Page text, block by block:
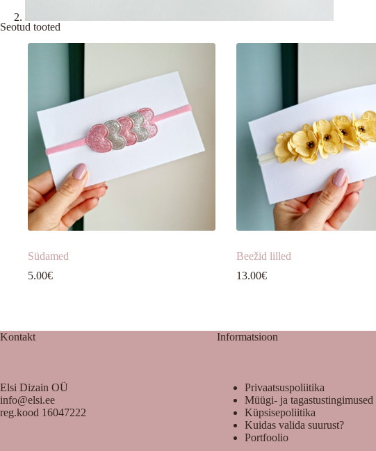
Seotud tooted
Südamed
5.00€
Beežid lilled
13.00€
Kontakt
Elsi Dizain OÜ
info@elsi.ee
reg.kood 16047222
Informatsioon
Privaatsuspoliitika
Müügi- ja tagastustingimused
Küpsisepoliitika
Kuidas valida suurust?
Portfoolio